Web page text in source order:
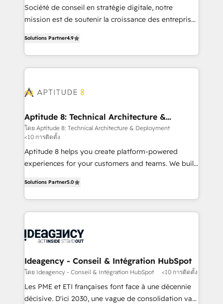
d’entreprise. Grâce à une méthodologie éprouvée
auprès de plus de 400 clients, nous comprenons
HubSpot dans votre organisation. Pour toute
question technique ou besoin de structuration de
votre projet HubSpot, contactez notre équipe pour
Société de conseil en stratégie digitale, notre
mission est de soutenir la croissance des entreprises
l'intégration CRM et le développement des revenus
auprès de vos comptes existants. En France et à
l'international, nous travaillons avec des ETI
delà d’une simple transformation digitale et des
➤ L’intégration de CRM et de méthodologie RevOps
pour aligner les équipes marketing, commerciales et
support client (data migration, synchronisation API,
audit et maintenance) ➤ La création de sites internet
de conversion qui transforment les visiteurs en
stratégies d'acquisition marketing (SEO, SEA,
inbound, automatisation marketing, ABM, IA,
emailing) Informations clés : - 10 ans d'expérience -
experts conseil - 150 certifications HubSpot
Solutions Partner4.9
Aptitude 8: Technical Architecture &
Deployment
โดย Aptitude 8: Technical Architecture & Deployment
<10 การติดตั้ง
Aptitude 8 helps you create platform-powered
experiences for your customers and teams. We build
across your entire tech stack. Aptitude 8 is trusted
by top brands such as Lenovo, Bluetooth,
International Sports Sciences Association, SXSW,
Randstad, Uber Freight, and HubSpot itself. We have
partner and expertise across operational strategy,
business-first process building, system integration,
custom development, and extensibility. When you
work with Aptitude 8, you get a team – not an
Solutions Partner5.0
Ideagency - Conseil & Intégration HubSpot
โดย Ideagency - Conseil & Intégration HubSpot <10 การติดตั้ง
Les PME et ETI françaises font face à une décennie
décisive. D'ici 2030, une vague de consolidation va